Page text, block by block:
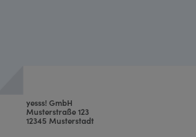
yesss! GmbH
Musterstraße 123
12345 Musterstadt